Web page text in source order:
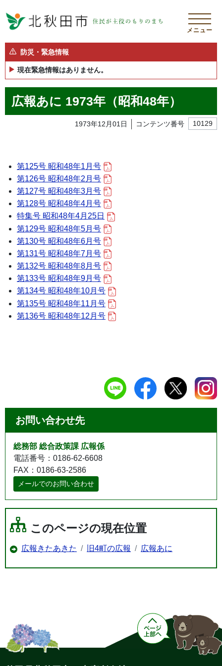
メニュー
防災・緊急情報
現在緊急情報はありません。
広報あに 1973年（昭和48年）
1973年12月01日 コンテンツ番号 10129
第125号 昭和48年1月号
第126号 昭和48年2月号
第127号 昭和48年3月号
第128号 昭和48年4月号
特集号 昭和48年4月25日
第129号 昭和48年5月号
第130号 昭和48年6月号
第131号 昭和48年7月号
第132号 昭和48年8月号
第133号 昭和48年9月号
第134号 昭和48年10月号
第135号 昭和48年11月号
第136号 昭和48年12月号
お問い合わせ先
総務部 総合政策課 広報係
電話番号：0186-62-6608
FAX：0186-63-2586
メールでのお問い合わせ
このページの現在位置
広報きたあきた 旧4町の広報 広報あに